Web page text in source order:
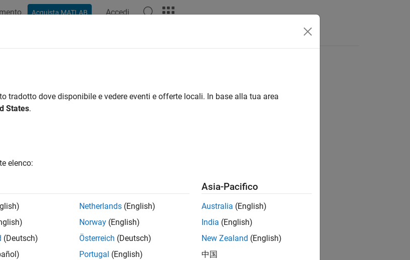
Acquista MATLAB Accedi
How useful was this information?
tradotto dove disponibile e vedere eventi e offerte locali. In base alla tua area
States.
elenco:
(Deutsch)
Netherlands (English)
Norway (English)
Österreich (Deutsch)
Portugal (English)
Asia-Pacifico
Australia (English)
India (English)
New Zealand (English)
中国